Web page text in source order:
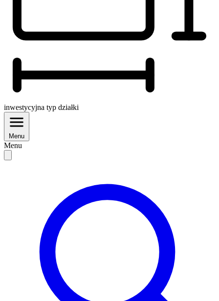
inwestycyjna typ działki
Menu
Menu